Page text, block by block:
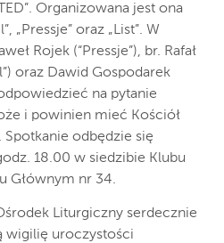
Organizowana jest ona
„Pressje” oraz „List”. W
Rojek (“Pressje”), br. Rafał
oraz Dawid Gospodarek
na pytanie
i powinien mieć Kościół
odbędzie się
18.00 w siedzibie Klubu
Głównym nr 34.
Liturgiczny serdecznie
wigilię uroczystości